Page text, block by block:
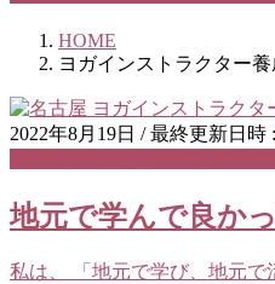
HOME
ヨガインストラクター養
2022年8月19日 / 最終更新日時 :
地元で学んで良かっ
私は、 「地元で学び、地元